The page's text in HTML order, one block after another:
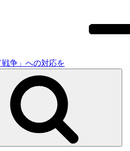
争」への対応を